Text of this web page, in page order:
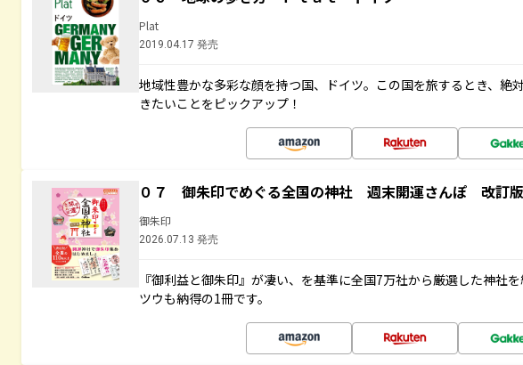
Plat
2019.04.17 発売
地域性豊かな多彩な顔を持つ国、ドイツ。この国を旅するとき、絶
きたいことをピックアップ！
０７ 御朱印でめぐる全国の神社 週末開運さんぽ 改訂版
御朱印
2026.07.13 発売
『御利益と御朱印』が凄い、を基準に全国7万社から厳選した神社を
ツウも納得の1冊です。